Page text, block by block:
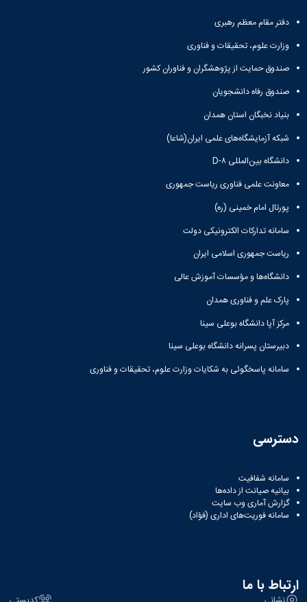
معاونت
تکمیلی
کمیته
منتخب
هیات
کمیته
ترفیع
شورای
فرهنگی
دانشکده
نامه
سمینارها
و
پایان
نامه
آیین‌نامه‌های
معاونت
آموزشی
صنایع
گروه
کامپیوتر
پژوهش
های
مهندسی
صنایع
سیستم
تولید
of
Stress
Analysis
دفتر
صنعت
کارآموزی
مراکز
مرتبط
بنیاد
نخبگان
شرکت
های
نامه ها
و
آئین
نامه
نامه
های
پژوهشی
مهندسی
کامپیوتر
دفتر مقام معظم رهبری
وزارت علوم، تحقیقات و فناوری
صندوق حمایت از پژوهشگران و فناوران کشور
صندوق رفاه دانشجویان
بنیاد نخبگان استان همدان
شبکه آزمایشگاه‌های علمی ایران(شاعا)
دانشگاه بین‌المللی D-۸
معاونت علمی فناوری ریاست جمهوری
پورتال امام خمینی (ره)
سامانه تدارکات الکترونیکی دولت
ریاست جمهوری اسلامی ایران
دانشگاه‌ها و مؤسسات آموزش عالی
پارک علم و فناوری همدان
مرکز آپا دانشگاه بوعلی سینا
دبیرستان پسرانه دانشگاه بوعلی سینا
سامانه پاسخگوئی به شکایات وزارت علوم، تحقیقات و فناوری
دسترسی
سامانه شفافیت
بیانیه صیانت از داده‌ها
گزارش آماری وب‌ سایت
سامانه فوریت‌های اداری (فؤاد)
ارتباط با ما